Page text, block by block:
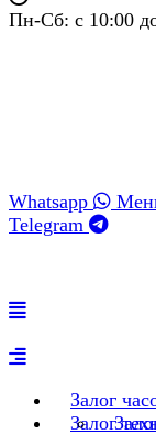
Пн-Сб: c 10:00
Whatsapp
Telegram
Залог
Залог